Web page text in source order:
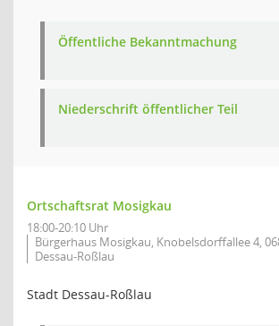
Öffentliche Bekanntmachung
Niederschrift öffentlicher Teil
Ortschaftsrat Mosigkau
18:00-20:10 Uhr
Bürgerhaus Mosigkau, Knobelsdorffallee 4,
Dessau-Roßlau
Stadt Dessau-Roßlau